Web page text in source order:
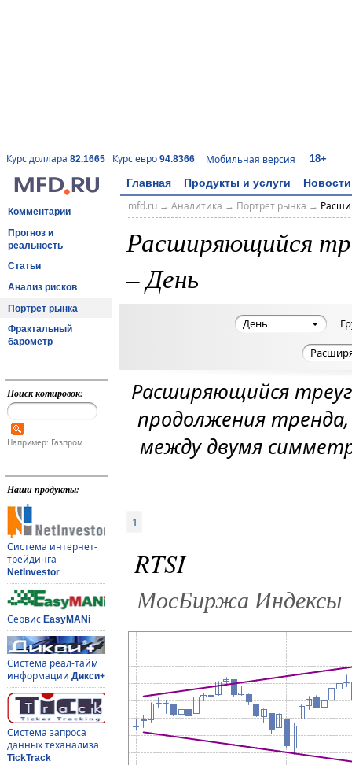
Курс доллара 82.1665 Курс евро 94.8366 Мобильная версия 18+
Главная Продукты и услуги Новости
Комментарии
Прогноз и
реальность
Статьи
Анализ рисков
Портрет рынка
Фрактальный
барометр
Поиск котировок:
Например: Газпром
Наши продукты:
Система интернет-
трейдинга
NetInvestor
Сервис EasyMANi
Система реал-тайм
информации Дикси+
Система запроса
данных теханализа
TickTrack
mfd.ru→ Аналитика → Портрет рынка →
Расширяющийся
– День
День
Расширяющийся
продолжения
между двумя
1
RTSI
МосБиржа Индексы